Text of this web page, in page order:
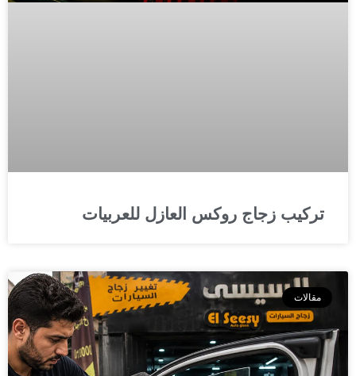
تركيب زجاج روكس العازل للعربيات
مقالات